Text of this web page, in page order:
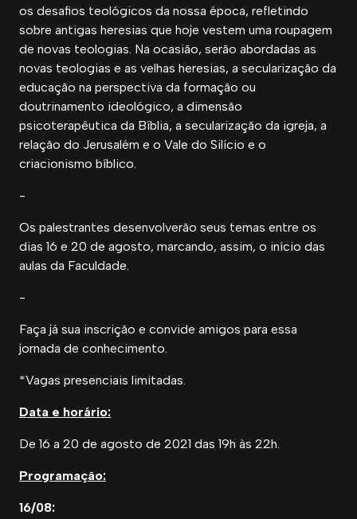
os desafios teológicos da nossa época, refletindo
sobre antigas heresias que hoje vestem uma roupagem
de novas teologias. Na ocasião, serão abordadas as
novas teologias e as velhas heresias, a secularização da
educação na perspectiva da formação ou
doutrinamento ideológico, a dimensão
psicoterapêutica da Bíblia, a secularização da igreja, a
relação do Jerusalém e o Vale do Silício e o
criacionismo bíblico.
-
Os palestrantes desenvolverão seus temas entre os
dias 16 e 20 de agosto, marcando, assim, o início das
aulas da Faculdade.
-
Faça já sua inscrição e convide amigos para essa
jornada de conhecimento.
*Vagas presenciais limitadas.
Data e horário:
De 16 a 20 de agosto de 2021 das 19h às 22h.
Programação:
16/08: